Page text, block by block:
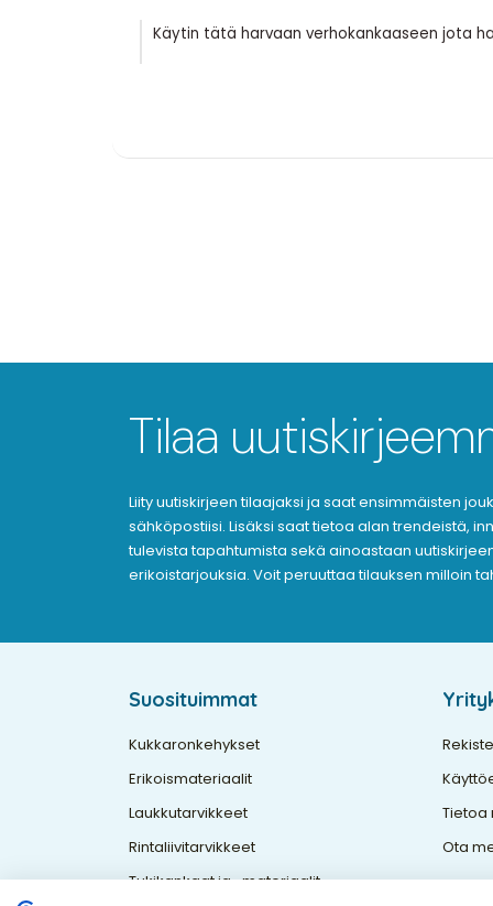
Käytin tätä harvaan verhokankaaseen jota
Tilaa
Liity uutiskirjeen tilaajaksi ja saat ensimmäisten
sähköpostiisi. Lisäksi saat tietoa alan trendeistä,
tulevista tapahtumista sekä ainoastaan
erikoistarjouksia. Voit peruuttaa tilauksen milloin
Suosituimmat
Kukkaronkehykset
Erikoismateriaalit
Laukkutarvikkeet
Rintaliivitarvikkeet
Tukikankaat ja -materiaalit
Tietoa
Ota